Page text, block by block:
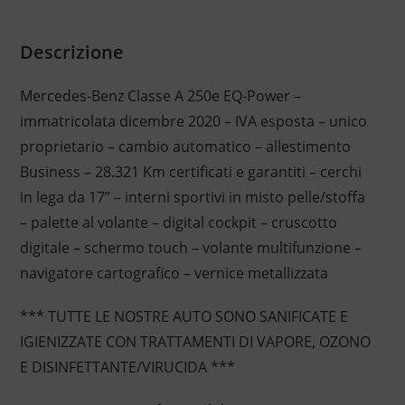
Descrizione
Mercedes-Benz Classe A 250e EQ-Power –
immatricolata dicembre 2020 – IVA esposta – unico
proprietario – cambio automatico – allestimento
Business – 28.321 Km certificati e garantiti – cerchi
in lega da 17” – interni sportivi in misto pelle/stoffa
– palette al volante – digital cockpit – cruscotto
digitale – schermo touch – volante multifunzione –
navigatore cartografico – vernice metallizzata
*** TUTTE LE NOSTRE AUTO SONO SANIFICATE E
IGIENIZZATE CON TRATTAMENTI DI VAPORE, OZONO
E DISINFETTANTE/VIRUCIDA ***